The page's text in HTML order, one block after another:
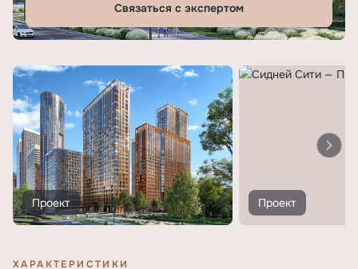
Связаться с экспертом
Проект Проект
ХАРАКТЕРИСТИКИ